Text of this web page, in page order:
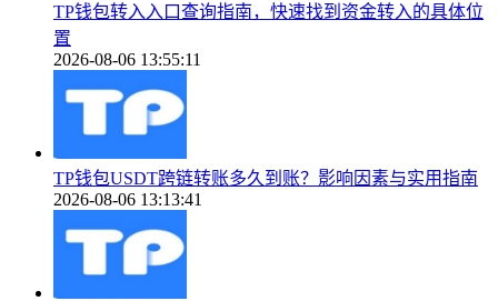
TP钱包转入入口查询指南，快速找到资金转入的具体位
置
2026-08-06 13:55:11
TP钱包USDT跨链转账多久到账？影响因素与实用指南
2026-08-06 13:13:41